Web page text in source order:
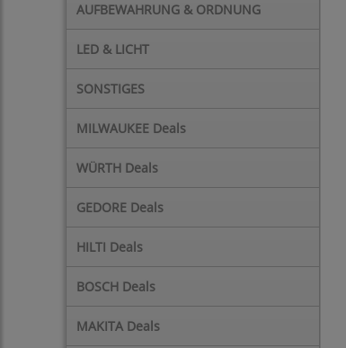
AUFBEWAHRUNG & ORDNUNG
LED & LICHT
SONSTIGES
MILWAUKEE Deals
WÜRTH Deals
GEDORE Deals
HILTI Deals
BOSCH Deals
MAKITA Deals